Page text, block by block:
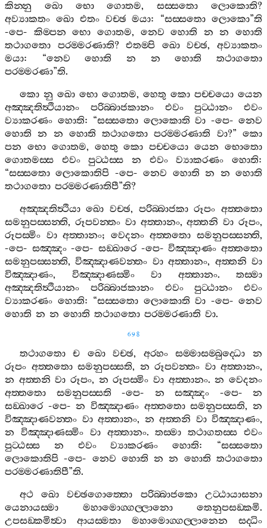
කින‍්නු
ඛො භො ගොතම,සස‍්සතො ලොකොති?
අව්‍යාකතං ඛො එතං වච‍්ඡ මයා: “සස‍්සතො ලොකො”ති
-පෙ- කිම‍්පන භො ගොතම, නෙව හොති න න
හොති
තථාගතො
පරම‍්මරණාති?එතම‍්පි ඛො වච‍්ඡ,අව්‍යාකතං
මයා: “නෙව හොති න න හොති
තථාගතො
පරම‍්මරණා”ති.
කො නු ඛො භො ගොතම, හෙතු කො පච‍්චයො යෙන
අඤ‍්ඤතිත්‍ථියානං
පරිබ‍්බාජකානං එවං පුට‍්ඨානං
එවං
ව්‍යාකරණං හොති: “සස‍්සතො ලොකොති වා -පෙ- නෙව
හොති න න හොති තථාගතො පරම‍්මරණාති වා?”කො
පන භො ගොතම, හෙතු කො පච‍්චයො යෙන භොතො
ගොතමස‍්ස
එවං පුට‍්ඨස‍්ස න එවං ව්‍යාකරණං හොති:
“සස‍්සතො ලොකොතිපි -පෙ-නෙව හොති න න හොති
තථාගතො පරම‍්මරණාතිපී”ති?
අඤ‍්ඤතිත්‍ථියා ඛො වච‍්ඡ, පරිබ‍්බාජකා රූපං අත‍්තතො
සමනුපස‍්සන‍්ති, රූපවන‍්තං වා අත‍්තානං,අත‍්තනි වා රූපං,
රූපස‍්මිං වා අත‍්තානං; වෙදනං අත‍්තතො සමනුපස‍්සන‍්ති,
-පෙ- සඤ‍්ඤං-පෙ-සඞ‍්ඛාරෙ-පෙ-විඤ‍්ඤාණං අත‍්තතො
සමනුපස‍්සන‍්ති,විඤ‍්ඤාණවන‍්තං වා අත‍්තානං, අත‍්තනි වා
විඤ‍්ඤාණං, විඤ‍්ඤාණස‍්මිං වා අත‍්තානං. තස‍්මා
අඤ‍්ඤතිත්‍ථියානං
පරිබ‍්බාජකානං එවං පුට‍්ඨානං
එවං
ව්‍යාකරණං හොති: “සස‍්සතො ලොකොති වා -පෙ- නෙව
හොති න න හොති තථාගතො පරම‍්මරණාති වා.
698
තථාගතො ච ඛො වච‍්ඡ, අරහං සම‍්මාසම‍්බුද‍්ධො
න
රූපං අත‍්තතො සමනුපස‍්සති, න රූපවන‍්තං වා අත‍්තානං,
න අත‍්තනි වා රූපං, න රූපස‍්මිං වා අත‍්තානං.න වෙදනං
අත‍්තතො
සමනුපස‍්සති -පෙ- න සඤ‍්ඤං -පෙ- න
සඞ‍්ඛාරෙ-පෙ-න විඤ‍්ඤාණං අත‍්තතො සමනුපස‍්සති,න
විඤ‍්ඤාණවන‍්තං වා අත‍්තානං, න අත‍්තනි වා විඤ‍්ඤාණං,
න
විඤ‍්ඤාණස‍්මිං වා අත‍්තානං.තස‍්මා තථාගතස‍්ස එවං
පුට‍්ඨස‍්ස
න එවං ව්‍යාකරණං හොති: “සස‍්සතො
ලොකොතිපි -පෙ- නෙව හොති න න හොති තථාගතො
පරම‍්මරණාතිපී”ති.
අථ
ඛො වච‍්ඡගොත‍්තො පරිබ‍්බාජකො
උට‍්ඨායාසනා
යෙනායස‍්මා
මහාමොග‍්ගල‍්ලානො තෙනුපසඞ‍්කමි.
උපසඞ‍්කමිත්‍වා
ආයස‍්මතා මහාමොග‍්ගල‍්ලානෙන
සද‍්ධිං